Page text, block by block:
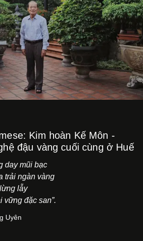
Kim hoàn Kế Môn -
đậu vàng cuối cùng ở Huế
day mũi bạc
trải ngàn vàng
lẫy
vững đặc san”.
Uyên